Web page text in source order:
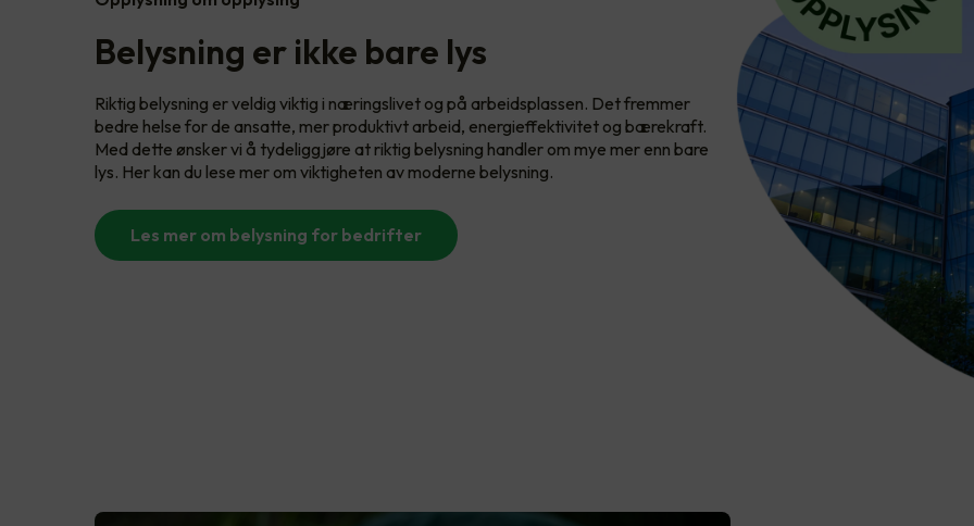
Belysning er ikke bare lys
Riktig belysning er veldig viktig i næringslivet og på arbeidsplassen. Det fremmer
bedre helse for de ansatte, mer produktivt arbeid, energieffektivitet og bærekraft.
Med dette ønsker vi å tydeliggjøre at riktig belysning handler om mye mer enn bare
lys. Her kan du lese mer om viktigheten av moderne belysning.
Les mer om belysning for bedrifter